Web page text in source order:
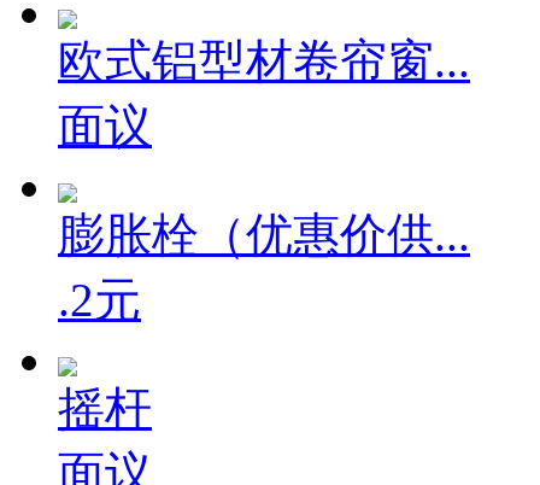
欧式铝型材卷帘窗...
面议
膨胀栓（优惠价供...
.2元
摇杆
面议